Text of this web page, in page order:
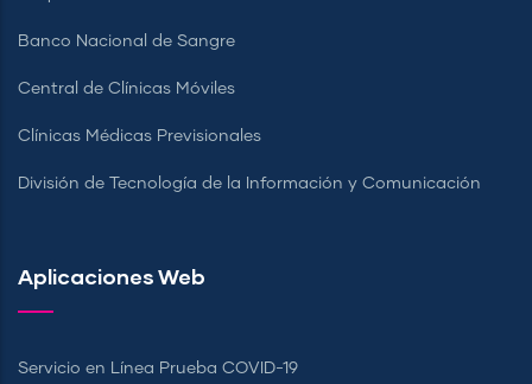
Banco Nacional de Sangre
Central de Clínicas Móviles
Clínicas Médicas Previsionales
División de Tecnología de la Información y Comunicación
Aplicaciones Web
Servicio en Línea Prueba COVID-19